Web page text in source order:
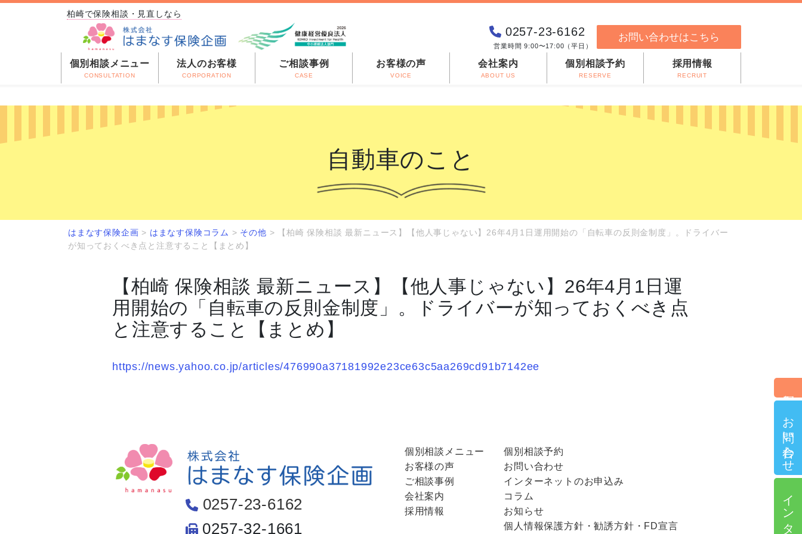
柏崎で保険相談・見直しなら
0257-23-6162
営業時間 9:00〜17:00（平日）
お問い合わせはこちら
個別相談メニュー
CONSULTATION
法人のお客様
CORPORATION
ご相談事例
CASE
お客様の声
VOICE
会社案内
ABOUT US
個別相談予約
RESERVE
採用情報
RECRUIT
自動車のこと
はまなす保険企画 > はまなす保険コラム > その他 >
【柏崎 保険相談 最新ニュース】【他人事じゃない】26年4月1日運用開始の「自転車の反則金制度」。ドライバー
が知っておくべき点と注意すること【まとめ】
【柏崎 保険相談 最新ニュース】【他人事じゃない】26年4月1日運
用開始の「自転車の反則金制度」。ドライバーが知っておくべき点
と注意すること【まとめ】
https://news.yahoo.co.jp/articles/476990a37181992e23ce63c5aa269cd91b7142ee
お問い合わせ
0257-23-6162
0257-32-1661
個別相談メニュー
お客様の声
ご相談事例
会社案内
採用情報
個別相談予約
お問い合わせ
インターネットのお申込み
コラム
お知らせ
個人情報保護方針・勧誘方針・FD宣言